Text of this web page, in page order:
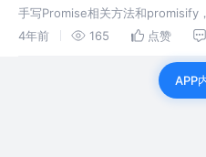
手写Promise相关方法和promisify
调API转为promise形式
4年前 165 点赞
APP